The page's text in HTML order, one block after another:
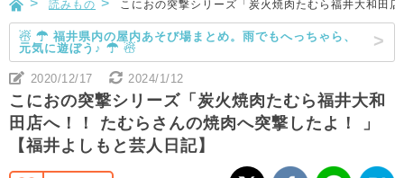
読みもの こにおの突撃シリーズ「炭火焼肉たむら福井大和田
☃ ☂ 福井県内の屋内あそび場まとめ。雨でもへっちゃら、
元気に遊ぼう♪ ☂ ☃
2020/12/17 2024/1/12
こにおの突撃シリーズ「炭火焼肉たむら福井大和
田店へ！！ たむらさんの焼肉へ突撃したよ！ 」
【福井よしもと芸人日記】